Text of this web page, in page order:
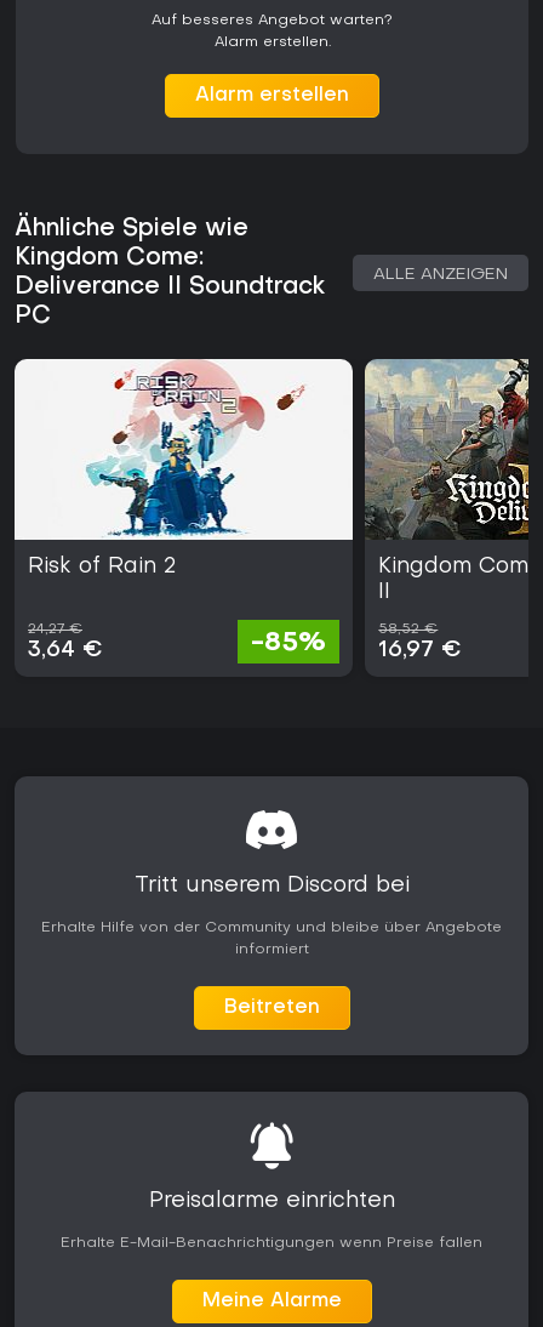
Auf besseres Angebot warten?
Alarm erstellen.
Alarm erstellen
Ähnliche Spiele wie
Kingdom Come:
Deliverance II Soundtrack
PC
ALLE ANZEIGEN
Risk of Rain 2
24,27 €
3,64 € -85%
Kingdom
58,52 €
16,97 €
Tritt unserem Discord bei
Erhalte Hilfe von der Community und bleibe über Angebote
informiert
Beitreten
Preisalarme einrichten
Erhalte E-Mail-Benachrichtigungen wenn Preise fallen
Meine Alarme